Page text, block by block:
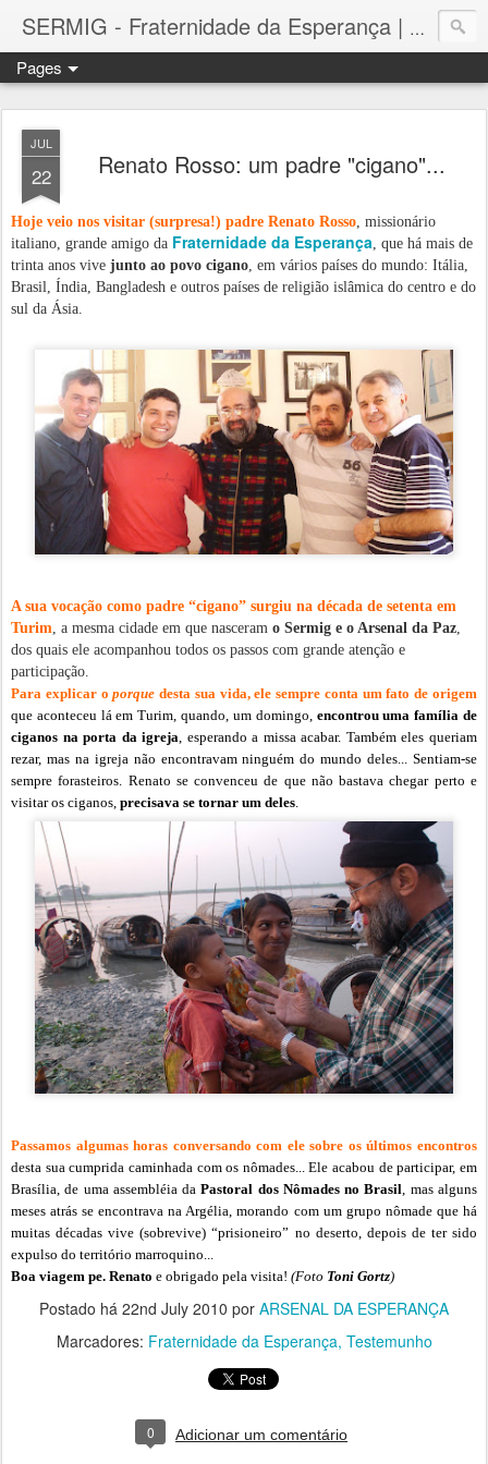
SERMIG - Fraternidade da Esperança | Arsenal da Esperança
Pages
JUL
22 Renato Rosso: um padre "cigano"...
Hoje veio nos visitar (surpresa!) padre Renato Rosso, missionário
italiano, grande amigo da Fraternidade da Esperança, que há mais de
trinta anos vive junto ao povo cigano, em vários países do mundo: Itália,
Brasil, Índia, Bangladesh e outros países de religião islâmica do centro e do
sul da Ásia.
A sua vocação como padre “cigano” surgiu na década de setenta em
Turim, a mesma cidade em que nasceram o Sermig e o Arsenal da Paz,
dos quais ele acompanhou todos os passos com grande atenção e
participação.
Para explicar oporquedesta sua vida, ele sempre conta um fato de origem
que aconteceu lá em Turim, quando, um domingo, encontrou uma família de
ciganos na porta da igreja, esperando a missa acabar. Também eles queriam
rezar, mas na igreja não encontravam ninguém do mundo deles... Sentiam-se
sempre forasteiros. Renato se convenceu de que não bastava chegar perto e
visitar os ciganos, precisava se tornar um deles.
Passamos algumas horas conversando com ele sobre os últimos encontros
desta sua cumprida caminhada com os nômades... Ele acabou de participar, em
Brasília, de uma assembléiadaPastoral dos Nômades no Brasil, mas alguns
meses atrás se encontrava na Argélia, morando com um grupo nômade que há
muitas décadas vive (sobrevive) “prisioneiro” no deserto, depois de ter sido
expulso do território marroquino...
Boa viagem pe. Renato e obrigado pela visita! (Foto Toni Gortz)
Postado há 22nd July 2010 por ARSENAL DA ESPERANÇA
Marcadores: Fraternidade da Esperança Testemunho
0 Adicionar um comentário